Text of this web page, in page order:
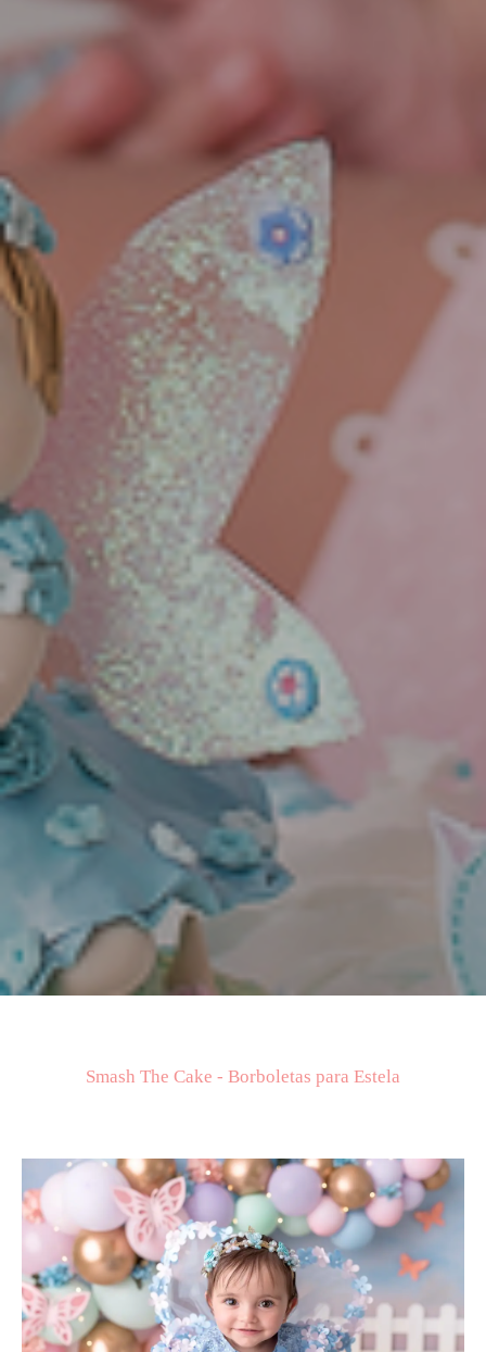
Smash The Cake - Borboletas para Estela